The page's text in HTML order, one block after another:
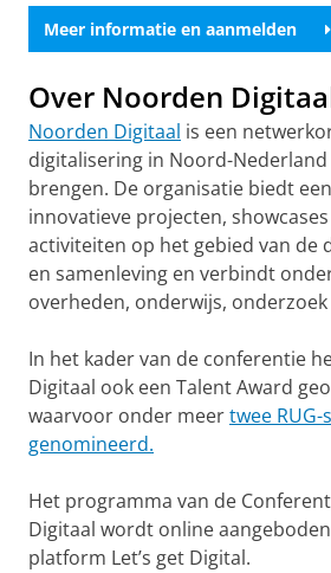
Meer informatie en aanmelden
Over Noorden
Noorden Digitaal is een
digitalisering in Noord-
brengen. De organisatie biedt
innovatieve projecten,
activiteiten op het gebied van de
en samenleving en verbindt
overheden, onderwijs,
In het kader van de conferentie
Digitaal ook een Talent Award
waarvoor onder meertwee
genomineerd.
Het programma van de
Digitaal wordt online
platform Let’s get Digital.